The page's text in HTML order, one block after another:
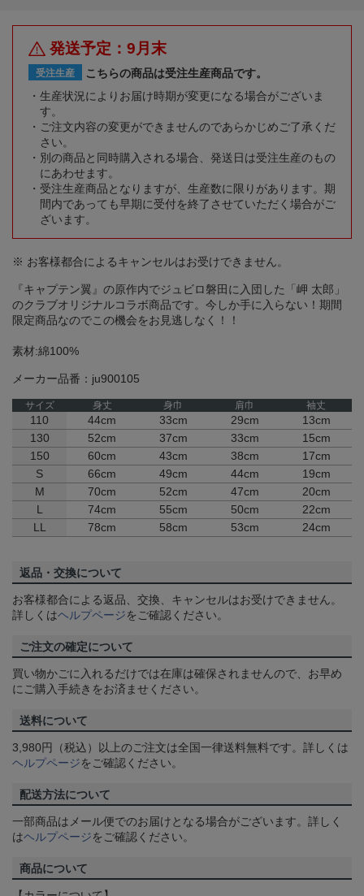
発送予定：9月末
受注生産
こちらの商品は受注生産商品です。
生産状況によりお届け時期が変更になる場合がございま
す。
ご注文内容の変更ができませんのであらかじめご了承くだ
さい。
別の商品と同時購入される場合、発送日は受注生産のもの
にあわせます。
受注生産商品となりますが、生産数に限りがあります。期
間内であっても早期に受付を終了させていただく場合がご
ざいます。
※ お客様都合によるキャンセルはお受けできません。
『キャプテン翼』の原作内でジュビロ磐田に入団した「岬 太郎」
のクラブオリジナルコラボ商品です。今しか手に入らない！期間
限定商品なのでこの機会をお見逃しなく！！
素材:綿100%
メーカー品番：ju900105
サイズ 身丈 身巾 肩巾 袖丈
110 44cm 33cm 29cm
13cm
130
52cm 37cm 33cm
15cm
150
60cm 43cm 38cm
17cm
S
66cm 49cm 44cm
19cm
M
70cm 52cm 47cm
20cm
L
74cm 55cm 50cm
22cm
LL
78cm 58cm 53cm 24cm
返品・交換について
お客様都合による返品、交換、キャンセルはお受けできません。
詳しくはヘルプページをご確認ください。
ご注文の確定について
買い物かごに入れるだけでは在庫は確保されませんので、お早め
にご購入手続きをお済ませください。
送料について
3,980円（税込）以上のご注文は全国一律送料無料です。詳しくは
ヘルプページをご確認ください。
配送方法について
一部商品はメール便でのお届けとなる場合がございます。詳しく
はヘルプページをご確認ください。
商品について